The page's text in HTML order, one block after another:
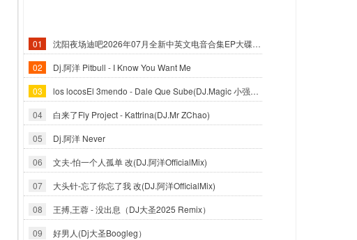
01
沈阳夜场迪吧2026年07月全新中英文电音合集EP大碟-沈阳DJ小良
02
Dj.阿洋 Pitbull - I Know You Want Me
03
los locosEl 3mendo - Dale Que Sube(DJ.Magic 小强Official Mix)
04
白来了Fly Project - Kattrina(DJ.Mr ZChao)
05
Dj.阿洋 Never
06
文夫-怕一个人孤单 改(DJ.阿洋OfficialMix)
07
大头针-忘了你忘了我 改(DJ.阿洋OfficialMix)
08
王搏,王蓉 - 没出息（DJ大圣2025 Remix）
09
好男人(Dj大圣Boogleg）